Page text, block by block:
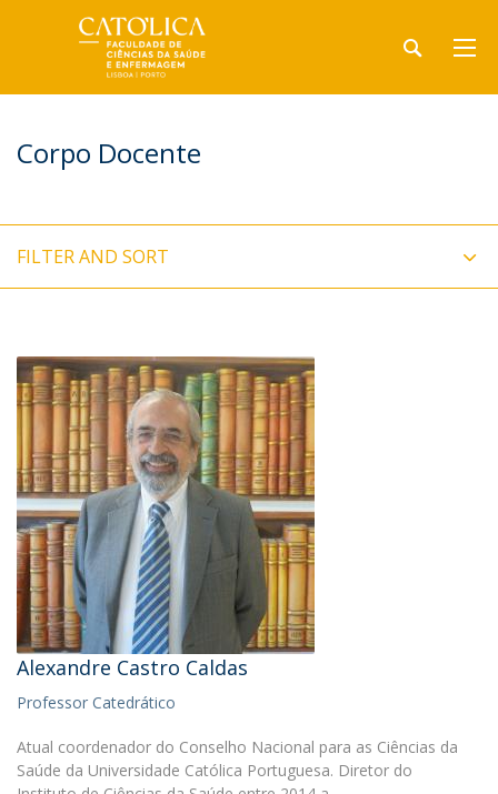
Corpo Docente
FILTER AND SORT
Alexandre Castro Caldas
Professor Catedrático
Atual coordenador do Conselho Nacional para as Ciências da
Saúde da Universidade Católica Portuguesa. Diretor do